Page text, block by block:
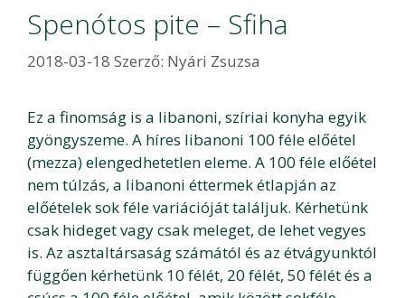
Spenótos pite – Sfiha
2018-03-18 Szerző: Nyári Zsuzsa
Ez a finomság is a libanoni, szíriai konyha egyik
gyöngyszeme. A híres libanoni 100 féle előétel
(mezza) elengedhetetlen eleme. A 100 féle előétel
nem túlzás, a libanoni éttermek étlapján az
előételek sok féle variációját találjuk. Kérhetünk
csak hideget vagy csak meleget, de lehet vegyes
is. Az asztaltársaság számától és az étvágyunktól
függően kérhetünk 10 félét, 20 félét, 50 félét és a